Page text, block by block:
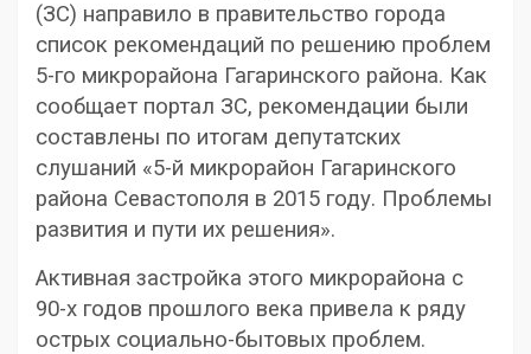
(ЗС) направило в правительство города
список рекомендаций по решению проблем
5-го микрорайона Гагаринского района. Как
сообщает портал ЗС, рекомендации были
составлены по итогам депутатских
слушаний «5-й микрорайон Гагаринского
района Севастополя в 2015 году. Проблемы
развития и пути их решения».
Активная застройка этого микрорайона с
90-х годов прошлого века привела к ряду
острых социально-бытовых проблем.